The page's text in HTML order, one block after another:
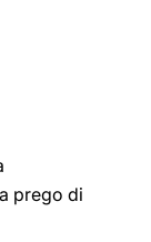
prego di